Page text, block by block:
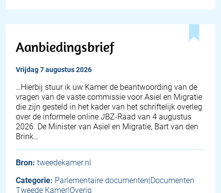
Aanbiedingsbrief
vrijdag 7 augustus 2026
… Hierbij stuur ik uw Kamer de beantwoording van de
vragen van de vaste commissie voor Asiel en Migratie
die zijn gesteld in het kader van het schriftelijk overleg
over de informele online JBZ-Raad van 4 augustus
2026. De Minister van Asiel en Migratie, Bart van den
Brink…
Bron: tweedekamer.nl
Categorie: Parlementaire documenten|Documenten
Tweede Kamer|Overig